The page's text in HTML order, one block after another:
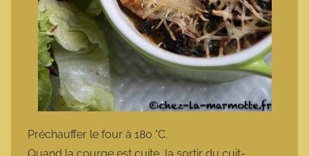
Préchauffer le four à 180 °C.